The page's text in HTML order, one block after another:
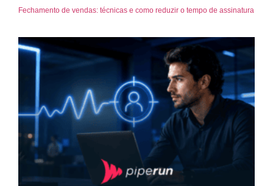
Fechamento de vendas: técnicas e como reduzir o tempo de assinatura